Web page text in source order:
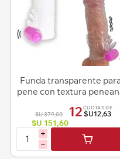
Funda transparente para
pene con textura
$U 379,00
$U 151,60
12 CUOTAS DE
$U12,63
i
h